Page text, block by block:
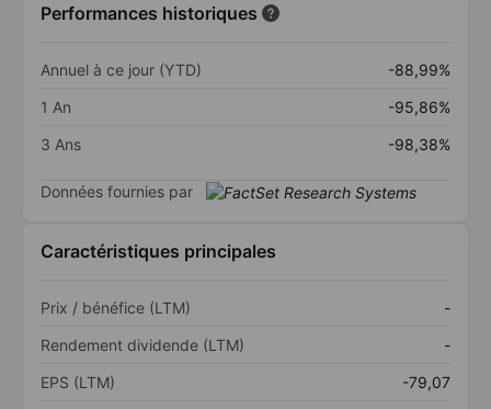
Performances historiques
Annuel à ce jour (YTD)
-88,99%
1 An
-95,86%
3 Ans
-98,38%
Données fournies par
Caractéristiques principales
Prix / bénéfice (LTM)
-
Rendement dividende (LTM)
-
EPS (LTM)
-79,07